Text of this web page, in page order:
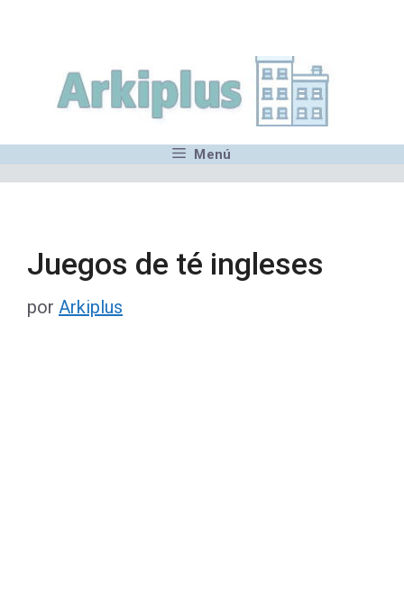
contenido
Menú
Juegos de té ingleses
por Arkiplus